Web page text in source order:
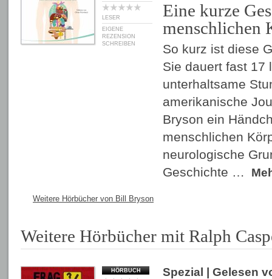
LESER
EIGENE
REZENSION
SCHREIBEN
Eine kurze
menschlichen
So kurz ist diese
Sie dauert fast 17
unterhaltsame
amerikanische
Bryson ein
menschlichen
neurologische
Geschichte …
Weitere Hörbücher von Bill Bryson
Weitere Hörbücher mit Ralph
HÖRBUCH Spezial | Gelesen